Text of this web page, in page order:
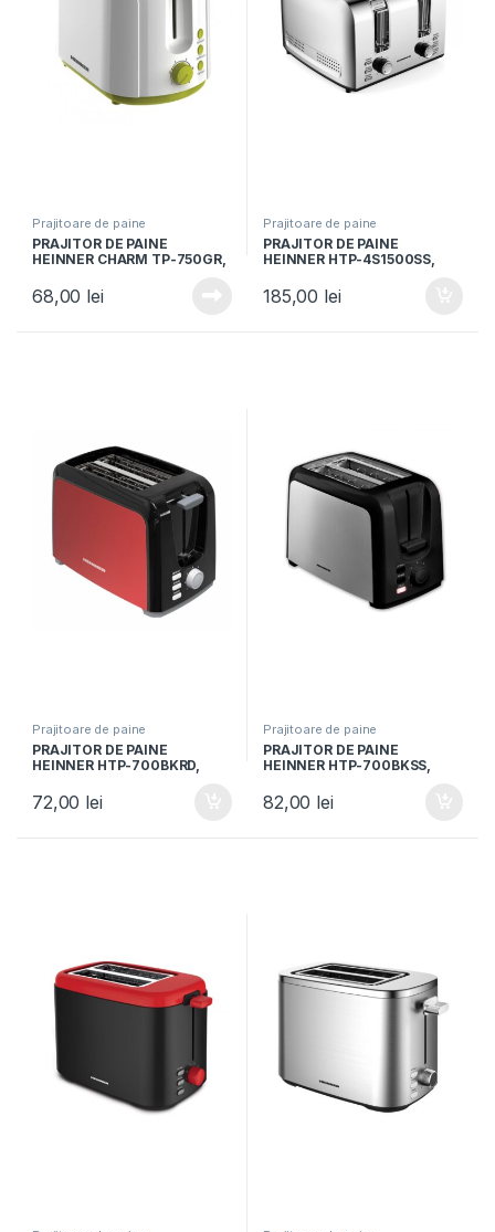
Prajitoare de paine
PRAJITOR DE PAINE
HEINNER CHARM TP-750GR,
rumenire, Oprire automata,
Alb/Verde
68,00 lei
Prajitoare de paine
PRAJITOR DE PAINE
HEINNER HTP-4S1500SS,
niveluri de rumenire, Inox
185,00 lei
Prajitoare de paine
PRAJITOR DE PAINE
HEINNER HTP-700BKRD,
niveluri de rumenire, Spatiu
depozitare cablu, Negru/
72,00 lei
Prajitoare de paine
PRAJITOR DE PAINE
HEINNER HTP-700BKSS,
rumenire, 3 functii,
Negru/Inox
82,00 lei